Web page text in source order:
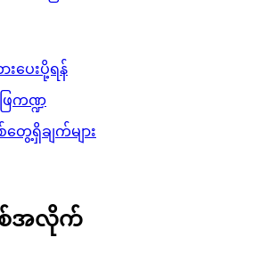
ပေးပို့ရန်
ေကဏ္ဍ
ေ့ရှိချက်များ
နှစ်အလိုက်